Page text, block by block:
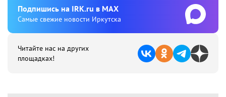
Подпишиcь на IRK.ru в MAX
Cамые свежие новости Иркутска
Читайте нас на других
площадках!